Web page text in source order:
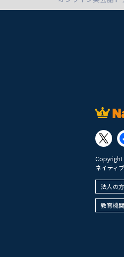
Copyright
ネイティ
法人の方
教育機